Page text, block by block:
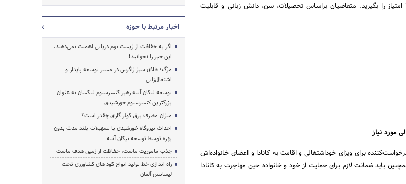
لازم است حداقل 35 از 100 امتیاز را بگیرید. متقاضیان براساس تحصیلات، سن، دانش زبانی و قابلیت
مورد نیاز
برای ویزای خوداشتغالی و اقامت به کانادا و اعضای خانواده‌اش
باید ضمانت لازم برای حمایت از خود و خانواده حین مهاجرت به کانادا
اخبار مرتبط با حوزه
اگر به حفاظت از زیست بوم دریایی اهمیت نمی‌دهید،
این خبر را نخوانید❗
مژگ؛ طلای سبز زاگرس در مسیر توسعه پایدار و
اشتغال‌زایی
توسعه نیکان آتیه رهبر کنسرسیوم نیکسان به عنوان
بزرگترین کنسرسیوم خورشیدی
میزان مصرف برق کولر گازی چقدر است؟
احداث نیروگاه خورشیدی با تسهیلات بلند مدت بدون
بهره توسط توسعه نیکان آتیه
جذب ماموریت ماست، حفاظت از زمین هدف ماست
راه اندازی خط تولید انواع کود های کشاورزی تحت
لیسانس آلمان